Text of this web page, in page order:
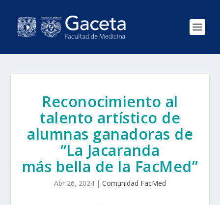
Reconocimiento al
talento artístico de
alumnas ganadoras de
“La Jacaranda
más bella de la FacMed”
Abr 26, 2024 | Comunidad FacMed